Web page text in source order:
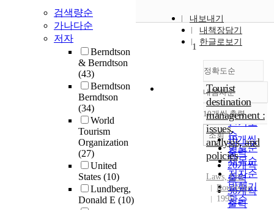
검색량순
가나다순
저자
Berndtson
& Berndtson
(43)
Berndtson
Berndtson
(34)
World
Tourism
Organization
(27)
United
States (10)
Lundberg,
Donald E (10)
내보내기
내책장담기
한글로보기
정확도순
정확도
순
인기도
순
연도순
제목순
저자순
발행기
관순
내림차순
내림차순
10개씩 출력
10개씩
출력
20개씩
출력
30개씩
출력
조회
1
Tourist
destination
management :
issues,
analysis, and
policies
Laws, Eric
Routledge
1995